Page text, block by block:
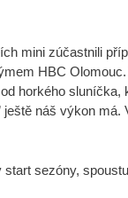
mini zúčastnili
HBC
horkého
náš výkon
sezóny,